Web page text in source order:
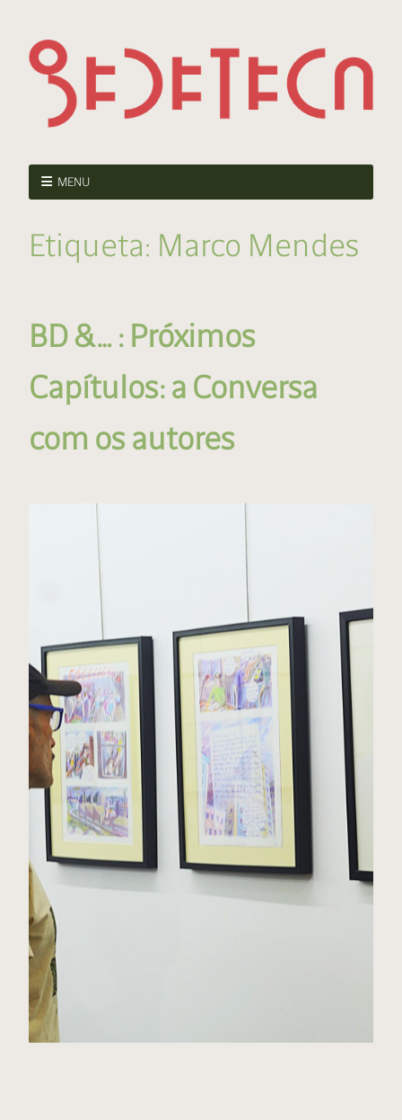
MENU
Etiqueta: Marco Mendes
BD &… : Próximos
Capítulos: a Conversa
com os autores